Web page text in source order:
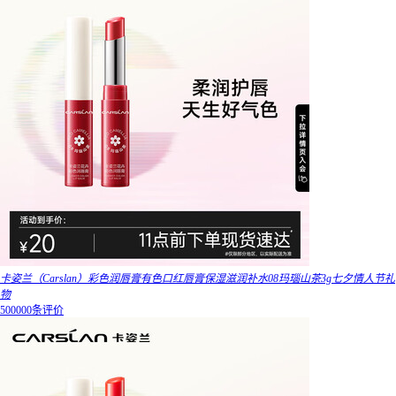
卡姿兰（Carslan）彩色润唇膏有色口红唇膏保湿滋润补水08玛瑙山茶3g七夕情人节礼
物
500000条评价